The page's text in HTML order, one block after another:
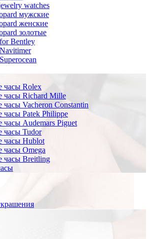
watches
мужские
женские
золотые
Bentley
часы Rolex
часы Richard Mille
Vacheron Constantin
Patek Philippe
Audemars Piguet
часы Tudor
часы Hublot
Omega
часы Breitling